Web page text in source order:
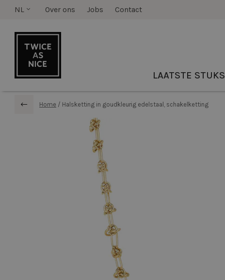
NL Over ons Jobs Contact
LAATSTE STUKS
Home / Halsketting in goudkleurig edelstaal, schakelketting